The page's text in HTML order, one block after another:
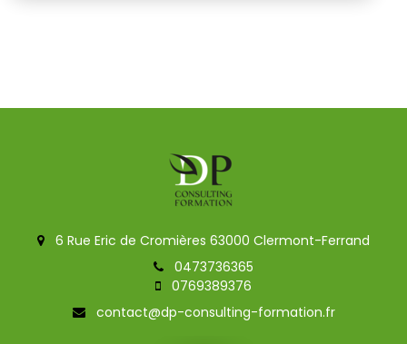
6 Rue Eric de Cromières 63000 Clermont-Ferrand
0473736365
0769389376
contact@dp-consulting-formation.fr